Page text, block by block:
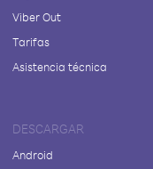
Viber Out
Tarifas
Asistencia técnica
DESCARGAR
Android